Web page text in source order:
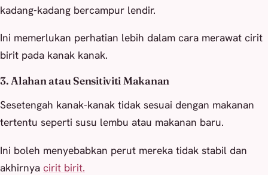
kadang-kadang bercampur lendir.
Ini memerlukan perhatian lebih dalam cara merawat cirit
birit pada kanak kanak.
3. Alahan atau Sensitiviti Makanan
Sesetengah kanak-kanak tidak sesuai dengan makanan
tertentu seperti susu lembu atau makanan baru.
Ini boleh menyebabkan perut mereka tidak stabil dan
akhirnya cirit birit.